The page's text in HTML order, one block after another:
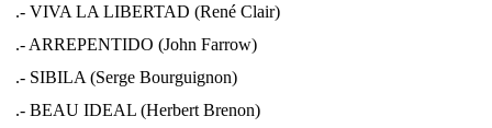
.- VIVA LA LIBERTAD (René Clair)
.- ARREPENTIDO (John Farrow)
.- SIBILA (Serge Bourguignon)
.- BEAU IDEAL (Herbert Brenon)